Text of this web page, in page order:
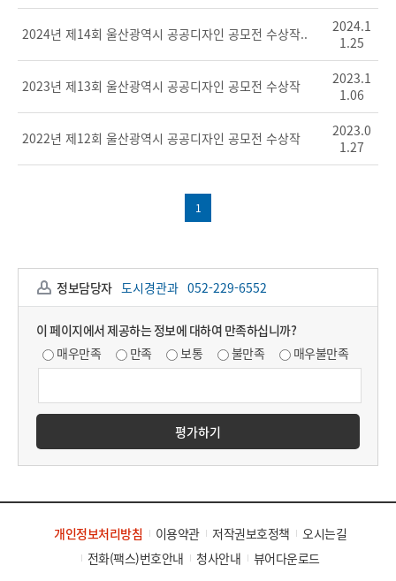
2024년 제14회 울산광역시 공공디자인 공모전 수상작..
2024.1
1.25
2023년 제13회 울산광역시 공공디자인 공모전 수상작
2023.1
1.06
2022년 제12회 울산광역시 공공디자인 공모전 수상작
2023.0
1.27
1
정보담당자 도시경관과 052-229-6552
이 페이지에서 제공하는 정보에 대하여 만족하십니까?
매우만족
만족 보통 불만족 매우불만족
평가하기
개인정보처리방침 이용약관 저작권보호정책
오시는길
전화(팩스)번호안내
청사안내
뷰어다운로드